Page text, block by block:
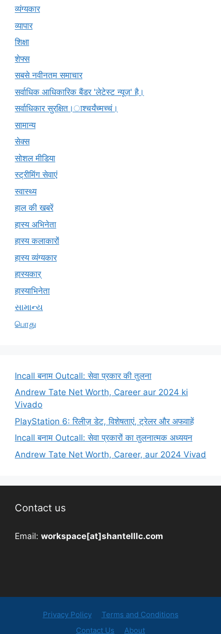
व्यंग्यकार
व्यापार
शिक्षा
शेफ्स
सबसे नवीनतम समाचार
सर्वाधिक आधिकारिक बैंडर 'लेटेस्ट न्यूज़' है।
सर्वाधिकार सुरक्षित।ाश्चर्यंच्मच्चं।
सामान्य
सेक्स
सोशल मीडिया
स्ट्रीमिंग सेवाएं
स्वास्थ्य
हाल की खबरें
हास्य अभिनेता
हास्य कलाकारों
हास्य व्यंग्यकार
हास्यकार्
हास्याभिनेता
સામાન્ય
பொது
Incall बनाम Outcall: सेवा प्रकार की तुलना
Andrew Tate Net Worth, Career aur 2024 ki
Vivado
PlayStation 6: रिलीज़ डेट, विशेषताएं, ट्रेलर और अफवाहें
Incall बनाम Outcall: सेवा प्रकारों का तुलनात्मक अध्ययन
Andrew Tate Net Worth, Career, aur 2024 Vivad
Contact us
Email: workspace[at]shantelllc.com
Privacy Policy
Terms and Conditions
Contact Us
About